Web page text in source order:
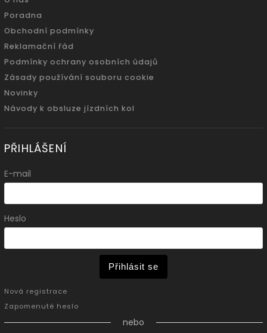
Poradna
Obchodní podmínky
Reklamační řád
Podmínky ochrany osobních údajů
Zásady používání souboru cookie
Novinky
Návody k obsluze jízdních kol
PŘIHLÁŠENÍ
E-mail
Heslo
Přihlásit se
Nová registrace
Zapomenuté heslo
nebo